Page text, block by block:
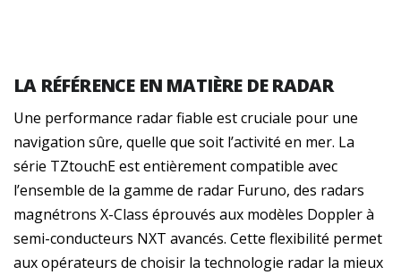
LA RÉFÉRENCE EN MATIÈRE DE RADAR
Une performance radar fiable est cruciale pour une
navigation sûre, quelle que soit l’activité en mer. La
série TZtouchE est entièrement compatible avec
l’ensemble de la gamme de radar Furuno, des radars
magnétrons X-Class éprouvés aux modèles Doppler à
semi-conducteurs NXT avancés. Cette flexibilité permet
aux opérateurs de choisir la technologie radar la mieux